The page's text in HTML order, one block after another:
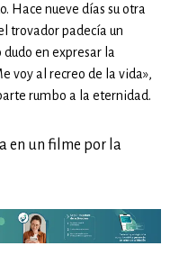
Hace nueve días su otra
trovador padecía un
en expresar la
voy al recreo de la vida»,
rumbo a la eternidad.